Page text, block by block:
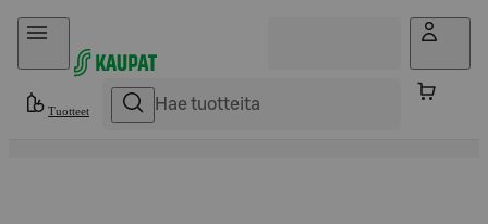
Hyppää sisältöön
Tuotteet